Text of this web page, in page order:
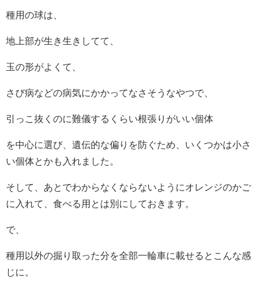
種用の球は、
地上部が生き生きしてて、
玉の形がよくて、
さび病などの病気にかかってなさそうなやつで、
引っこ抜くのに難儀するくらい根張りがいい個体
を中心に選び、遺伝的な偏りを防ぐため、いくつかは小さ
い個体とかも入れました。
そして、あとでわからなくならないようにオレンジのかご
に入れて、食べる用とは別にしておきます。
で、
種用以外の掘り取った分を全部一輪車に載せるとこんな感
じに。